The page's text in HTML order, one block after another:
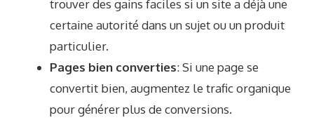
trouver des gains faciles si un site a déjà une
certaine autorité dans un sujet ou un produit
particulier.
Pages bien converties: Si une page se
convertit bien, augmentez le trafic organique
pour générer plus de conversions.